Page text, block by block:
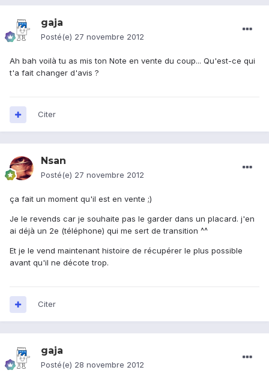
gaja
Posté(e) 27 novembre 2012
Ah bah voilà tu as mis ton Note en vente du coup... Qu'est-ce qui
t'a fait changer d'avis ?
Citer
Nsan
Posté(e) 27 novembre 2012
ça fait un moment qu'il est en vente ;)
Je le revends car je souhaite pas le garder dans un placard. j'en
ai déjà un 2e (téléphone) qui me sert de transition ^^
Et je le vend maintenant histoire de récupérer le plus possible
avant qu'il ne décote trop.
Citer
gaja
Posté(e) 28 novembre 2012